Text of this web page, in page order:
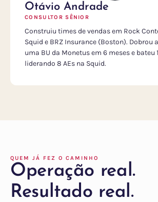
Otávio Andrade
CONSULTOR SÊNIOR
Construiu times de vendas em Rock
Squid e BRZ Insurance (Boston). Dobrou
uma BU da Monetus em 6 meses e bateu
liderando 8 AEs na Squid.
QUEM JÁ FEZ O CAMINHO
Operação real.
Resultado real.